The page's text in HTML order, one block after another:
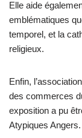
Elle aide
emblématiques
temporel, et la
religieux.
Enfin,
des commerces
exposition a pu
Atypiques Angers.